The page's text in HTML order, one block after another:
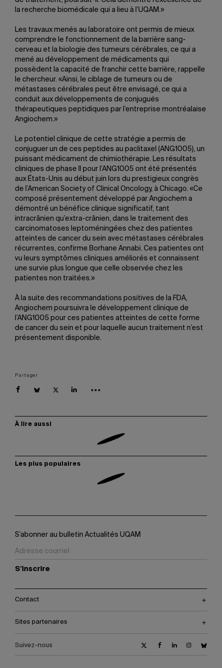
la recherche biomédicale qui a lieu à l’UQAM.»
Les travaux menés au laboratoire ont permis de mieux
comprendre le fonctionnement de la barrière sang-
cerveau et la biologie des tumeurs cérébrales, ce qui a
mené au développement de médicaments qui
possèdent la capacité de franchir cette barrière, rappelle
le chercheur. «Ainsi, le ciblage de tumeurs ou de
métastases cérébrales peut être envisagé, ce qui a
conduit aux développements de conjugués
thérapeutiques peptidiques par l’entreprise montréalaise
Angiochem.»
Le potentiel clinique de cette stratégie a permis de
conjuguer un de ces peptides au paclitaxel (ANG1005), un
puissant médicament de chimiothérapie. Les résultats
cliniques de phase II pour l’ANG1005 ont été présentés
aux États-Unis au début juin lors du prestigieux congrès
de l’American Society of Clinical Oncology, à Chicago. «Ce
composé présentement développé par Angiochem a
démontré un bénéfice clinique significatif, tant
intracrânien qu’extra-crânien, dans le traitement des
carcinomatoses leptoméningées chez des patientes
atteintes de cancer du sein avec métastases cérébrales
récurrentes, confirme Borhane Annabi. Ces patientes ont
vu leurs symptômes cliniques améliorés et connaissent
une survie plus longue que celle observée chez les
patientes non traitées.»
À la suite des recommandations positives de la FDA,
Angiochem poursuivra le développement clinique de
l’ANG1005 pour ces patientes atteintes de cette forme
de cancer du sein et pour laquelle aucun traitement n’est
présentement disponible.
Partager
À lire aussi
Les plus populaires
S’abonner au bulletin Actualités UQAM
S'inscrire
Contact
Sites partenaires
Suivez-nous